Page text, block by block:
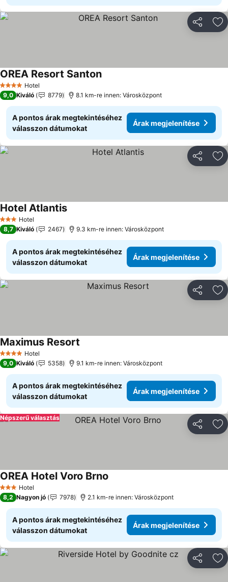
4 KategóriaHotel
OREA Resort SantonÁrak megjelenítése
9,0 Kiváló 8779 8.1 km-re innen: Városközpont
A pontos árak megtekintéséhez
válasszon dátumokat
Árak megjelenítése
3 Kategória
Hotel
Hotel AtlantisÁrak megjelenítése
8,7 Kiváló 2467 9.3 km-re innen: Városközpont
A pontos árak megtekintéséhez
válasszon dátumokat
Árak megjelenítése
4 KategóriaHotel
Maximus Resort
9,0 Kiváló 5358 9.1 km-re innen: Városközpont
A pontos árak megtekintéséhez
válasszon dátumokat
Árak megjelenítése
Népszerű választás
3 Kategória
Hotel
OREA Hotel Voro Brno
8,2 Nagyon jó 7978 2.1 km-re innen: Városközpont
A pontos árak megtekintéséhez
válasszon dátumokat
Árak megjelenítése